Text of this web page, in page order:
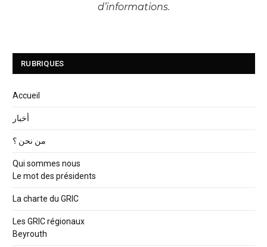
d’informations.
RUBRIQUES
Accueil
أخبار
من نحن ؟
Qui sommes nous
Le mot des présidents
La charte du GRIC
Les GRIC régionaux
Beyrouth